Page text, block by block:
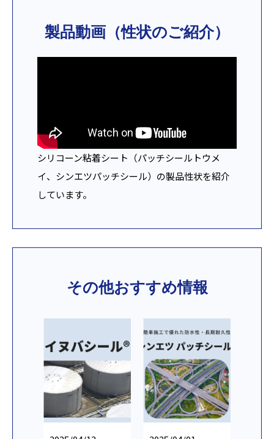
製品動画（性状のご紹介）
シリコーン粘着シート（パッチシールトウメ
イ、シンエツパッチシール）の製品性状を紹介
しています。
その他おすすめ情報